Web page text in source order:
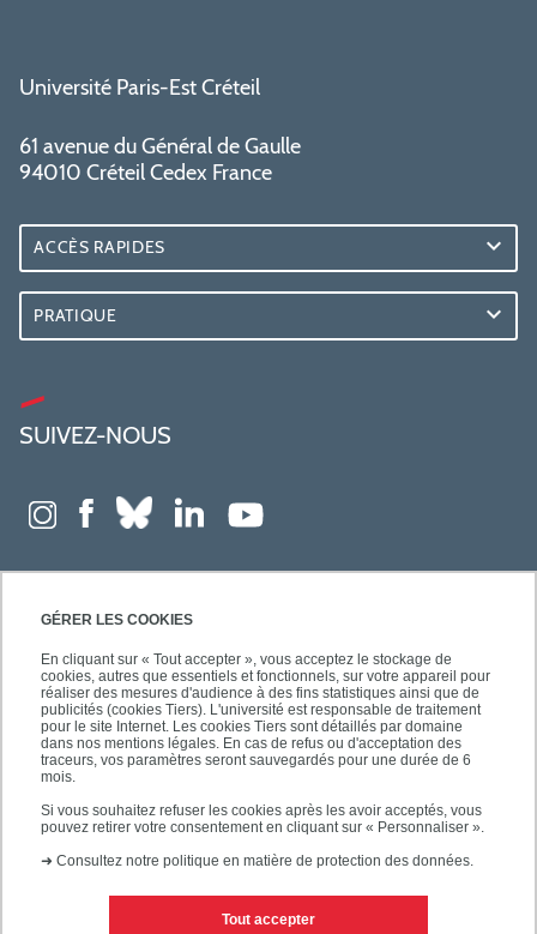
GÉRER LES COOKIES
En cliquant sur « Tout accepter », vous acceptez le stockage de
cookies, autres que essentiels et fonctionnels, sur votre appareil pour
réaliser des mesures d'audience à des fins statistiques ainsi que de
publicités (cookies Tiers). L'université est responsable de traitement
pour le site Internet. Les cookies Tiers sont détaillés par domaine
dans nos mentions légales. En cas de refus ou d'acceptation des
traceurs, vos paramètres seront sauvegardés pour une durée de 6
mois.
Si vous souhaitez refuser les cookies après les avoir acceptés, vous
pouvez retirer votre consentement en cliquant sur « Personnaliser ».
➜ Consultez notre politique en matière de protection des données.
Tout accepter
Université Paris-Est Créteil
61 avenue du Général de Gaulle
94010 Créteil Cedex France
ACCÈS RAPIDES
PRATIQUE
SUIVEZ-NOUS